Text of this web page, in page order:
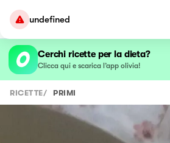
undefined
Cerchi ricette per la dieta?
Clicca qui e scarica l’app olivia!
RICETTE/ PRIMI